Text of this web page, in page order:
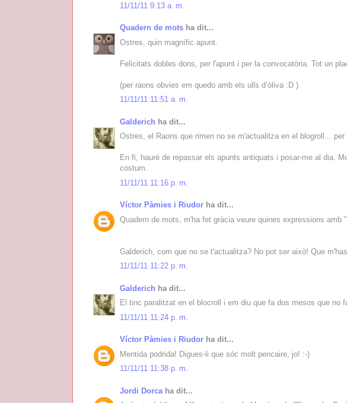
11/11/11 9:13 a. m.
Quadern de mots ha dit...
Ostres, quin magnífic apunt.
Felicitats dobles dons, per l'apunt i per la convocatòria. Tot un
(per raons obvies em quedo amb els ulls d’òliva :D )
11/11/11 11:51 a. m.
Galderich ha dit...
Ostres, el Raons que rimen no se m'actualitza en el blogroll...
En fi, hauré de repassar els apunts antiquats i posar-me al dia.
costum.
11/11/11 11:16 p. m.
Víctor Pàmies i Riudor ha dit...
Quadern de mots, m'ha fet gràcia veure quines expressions amb
Galderich, com que no se t'actualitza? No pot ser això! Que
11/11/11 11:22 p. m.
Galderich ha dit...
El tinc paralitzat en el blocroll i em diu que fa dos mesos que no
11/11/11 11:24 p. m.
Víctor Pàmies i Riudor ha dit...
Mentida podrida! Digues-li que sóc molt pencaire, jo! :-)
11/11/11 11:38 p. m.
Jordi Dorca ha dit...